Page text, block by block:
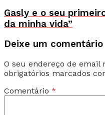
Gasly e o seu
da minha vida”
Deixe um comentário
O seu endereço de email
obrigatórios marcados
Comentário *